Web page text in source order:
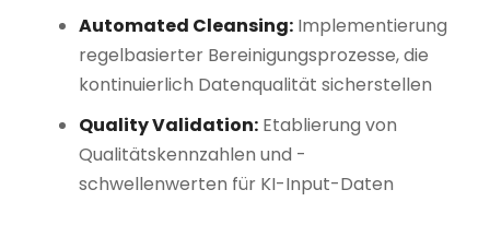
Automated Cleansing: Implementierung
regelbasierter Bereinigungsprozesse, die
kontinuierlich Datenqualität sicherstellen
Quality Validation: Etablierung von
Qualitätskennzahlen und -
schwellenwerten für KI-Input-Daten